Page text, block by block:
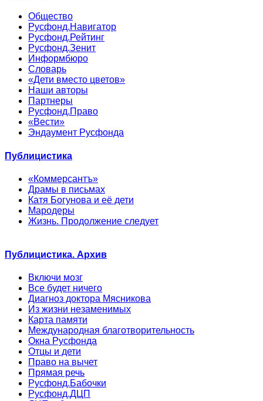
Общество
Русфонд.Навигатор
Русфонд.Рейтинг
Русфонд.Зенит
Информбюро
Словарь
«Дети вместо цветов»
Наши авторы
Партнеры
Русфонд.Право
«Вести»
Эндаумент Русфонда
Публицистика
«Коммерсантъ»
Драмы в письмах
Катя Богунова и её дети
Мародеры
Жизнь. Продолжение следует
Публицистика. Архив
Включи мозг
Все будет ничего
Диагноз доктора Мясникова
Из жизни незаменимых
Карта памяти
Международная благотворительность
Окна Русфонда
Отцы и дети
Право на вычет
Прямая речь
Русфонд.Бабочки
Русфонд.ДЦП